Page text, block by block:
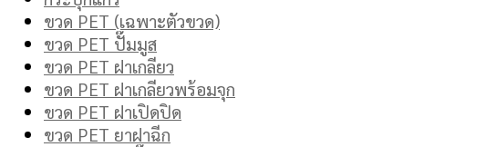
ขวด PET (เฉพาะตัวขวด)
ขวด PET ปั๊มมูส
ขวด PET ฝาเกลียว
ขวด PET ฝาเกลียวพร้อมจุก
ขวด PET ฝาเปิดปิด
ขวด PET ยาฝาฉีก